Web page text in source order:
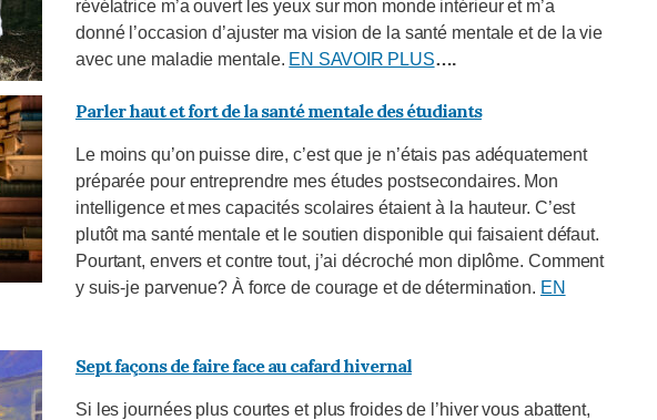
révélatrice m’a ouvert les yeux sur mon monde intérieur et m’a
donné l’occasion d’ajuster ma vision de la santé mentale et de la vie
avec une maladie mentale. EN SAVOIR PLUS….
Parler haut et fort de la santé mentale des étudiants
Le moins qu’on puisse dire, c’est que je n’étais pas adéquatement
préparée pour entreprendre mes études postsecondaires. Mon
intelligence et mes capacités scolaires étaient à la hauteur. C’est
plutôt ma santé mentale et le soutien disponible qui faisaient défaut.
Pourtant, envers et contre tout, j’ai décroché mon diplôme. Comment
y suis-je parvenue? À force de courage et de détermination. EN
Sept façons de faire face au cafard hivernal
Si les journées plus courtes et plus froides de l’hiver vous abattent,